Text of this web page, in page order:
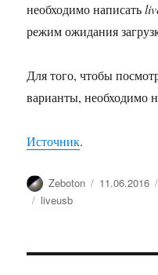
необходимо написать
режим ожидания
Для того, чтобы
варианты, необходимо
Источник.
Автор
Zeboton 11.06.2016
Метки
liveusb